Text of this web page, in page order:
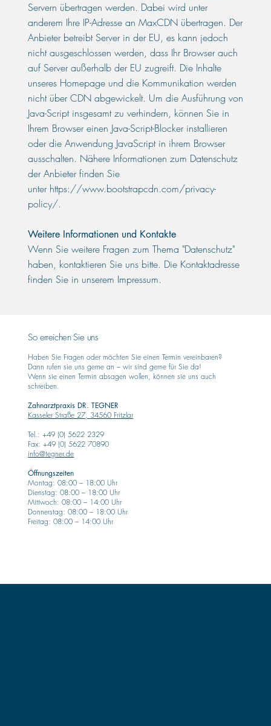
Servern übertragen werden. Dabei wird unter
anderem Ihre IP-Adresse an MaxCDN übertragen. Der
Anbieter betreibt Server in der EU, es kann jedoch
nicht ausgeschlossen werden, dass Ihr Browser auch
auf Server außerhalb der EU zugreift. Die Inhalte
unseres Homepage und die Kommunikation werden
nicht über CDN abgewickelt. Um die Ausführung von
Java-Script insgesamt zu verhindern, können Sie in
Ihrem Browser einen Java-Script-Blocker installieren
oder die Anwendung JavaScript in ihrem Browser
ausschalten. Nähere Informationen zum Datenschutz
der Anbieter finden Sie
unter https://www.bootstrapcdn.com/privacy-
policy/.
Weitere Informationen und Kontakte
Wenn Sie weitere Fragen zum Thema "Datenschutz"
haben, kontaktieren Sie uns bitte. Die Kontaktadresse
finden Sie in unserem Impressum.
So erreichen Sie uns
Haben Sie Fragen oder möchten Sie einen Termin vereinbaren?
Dann rufen sie uns gerne an – wir sind gerne für Sie da!
Wenn sie einen Termin absagen wollen, können sie uns auch
schreiben.
Zahnarztpraxis DR. TEGNER
Kasseler Straße 27, 34560 Fritzlar
Tel.: +49 (0) 5622 2329
Fax: +49 (0) 5622 70890
info@tegner.de
Öffnungszeiten
Montag: 08:00 – 18:00 Uhr
Dienstag: 08:00 – 18:00 Uhr
Mittwoch: 08:00 – 14:00 Uhr
Donnerstag: 08:00 – 18:00 Uhr
Freitag: 08:00 – 14:00 Uhr